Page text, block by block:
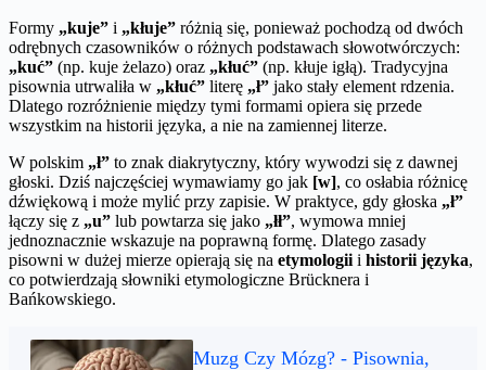
Formy „kuje” i „kłuje” różnią się, ponieważ pochodzą od dwóch
odrębnych czasowników o różnych podstawach słowotwórczych:
„kuć” (np. kuje żelazo) oraz „kłuć” (np. kłuje igłą). Tradycyjna
pisownia utrwaliła w „kłuć” literę „ł” jako stały element rdzenia.
Dlatego rozróżnienie między tymi formami opiera się przede
wszystkim na historii języka, a nie na zamiennej literze.
W polskim „ł” to znak diakrytyczny, który wywodzi się z dawnej
głoski. Dziś najczęściej wymawiamy go jak [w], co osłabia różnicę
dźwiękową i może mylić przy zapisie. W praktyce, gdy głoska „ł”
łączy się z „u” lub powtarza się jako „łł”, wymowa mniej
jednoznacznie wskazuje na poprawną formę. Dlatego zasady
pisowni w dużej mierze opierają się na etymologii i historii języka,
co potwierdzają słowniki etymologiczne Brücknera i
Bańkowskiego.
Muzg Czy Mózg? - Pisownia,